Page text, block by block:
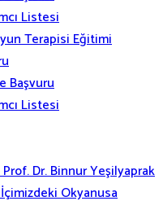
Listesi
Terapisi Eğitimi
Başvuru
Listesi
Dr. Binnur Yeşilyaprak
Okyanusa